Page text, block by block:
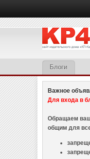
Блоги
Важное
Для входа в
Обращаем
общим для